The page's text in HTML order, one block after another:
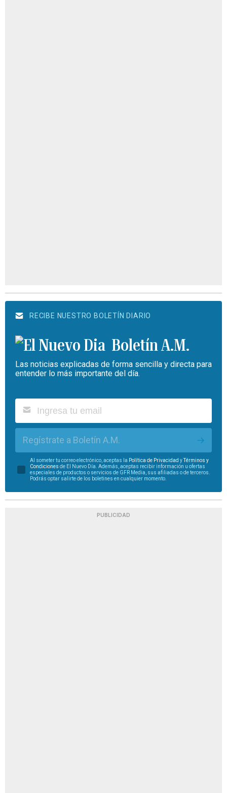
RECIBE NUESTRO BOLETÍN DIARIO
Boletín A.M.
Las noticias explicadas de forma sencilla y directa para
entender lo más importante del día.
Regístrate a Boletín A.M.
Al someter tu correo electrónico, aceptas la Política de Privacidad yTérminos y
Condiciones de El Nuevo Día. Además, aceptas recibir información u ofertas
especiales de productos o servicios de GFR Media, sus afiliadas o de terceros.
Podrás optar salirte de los boletines en cualquier momento.
PUBLICIDAD